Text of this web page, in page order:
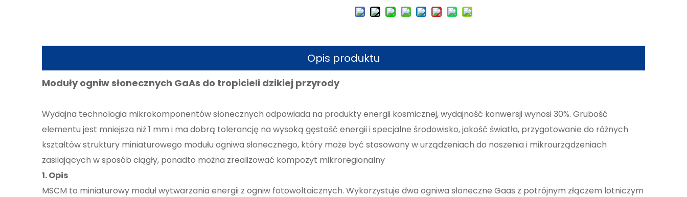
Opis produktu
Moduły ogniw słonecznych GaAs do tropicieli dzikiej przyrody
Wydajna technologia mikrokomponentów słonecznych odpowiada na produkty energii kosmicznej, wydajność konwersji wynosi 30%. Grubość
elementu jest mniejsza niż 1 mm i ma dobrą tolerancję na wysoką gęstość energii i specjalne środowisko, jakość światła, przygotowanie do różnych
kształtów struktury miniaturowego modułu ogniwa słonecznego, który może być stosowany w urządzeniach do noszenia i mikrourządzeniach
zasilających w sposób ciągły, ponadto można zrealizować kompozyt mikroregionalny
1. Opis
MSCM to miniaturowy moduł wytwarzania energii z ogniw fotowoltaicznych. Wykorzystuje dwa ogniwa słoneczne Gaas z potrójnym złączem lotniczym